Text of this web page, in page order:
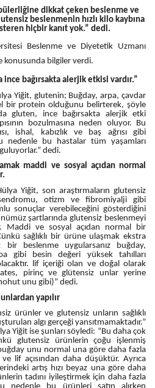
dikkat çeken beslenme ve
beslenmenin hızlı kilo kaybına
hiçbir kanıt yok.” dedi.
Beslenme ve Diyetetik Uzmanı
konusunda bilgiler verdi.
bağırsakta alerjik etkisi vardır.”
Yiğit, glutenin; Buğday, arpa, çavdar
bir protein olduğunu belirterek, şöyle
gluten, ince bağırsakta alerjik etki
bozulmasına neden oluyor. Bu
ishal, kabızlık ve baş ağrısı gibi
nedenle bu hastalar tüm yaşamları
dedi.
maddi ve sosyal açıdan normal
Yiğit, son araştırmaların glutensiz
otizm ve fibromiyalji gibi
sonuçlar verebileceğini gösterdiğini
şartlarında glutensiz beslenmeyi
Maddi ve sosyal açıdan normal bir
sağlıklı bir ürüne ulaşmak ekstra
bir beslenme uygularsanız buğday,
gibi besin değeri yüksek tahılları
lif içeriği olan ve doğal olarak
pirinç ve glütensiz unlar yerine
unu gibi)” dedi.
yapılır
ürünler ve glutensiz unların sağlıklı
algı gerçeği yansıtmamaktadır.”
Yiğit ise şunları söyledi: “Bu daha çok
glutensiz ürünlerin çoğu işlenmiş
unu normal una göre daha fazla
lif açısından daha düşüktür. Ayrıca
artış hızı beyaz una göre daha
tadını iyileştirmek için daha fazla